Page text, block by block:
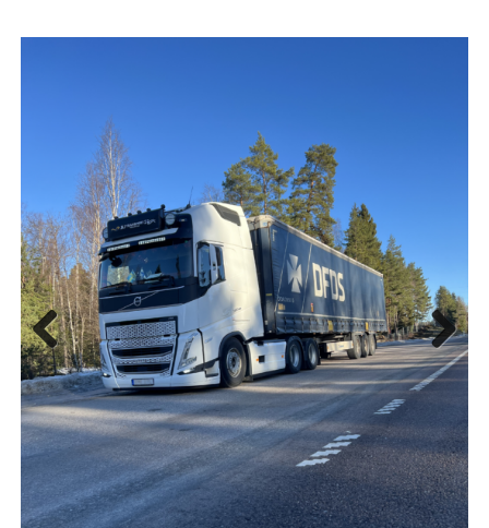
Previous Next